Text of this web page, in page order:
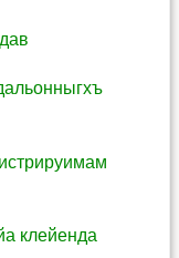
клейенда